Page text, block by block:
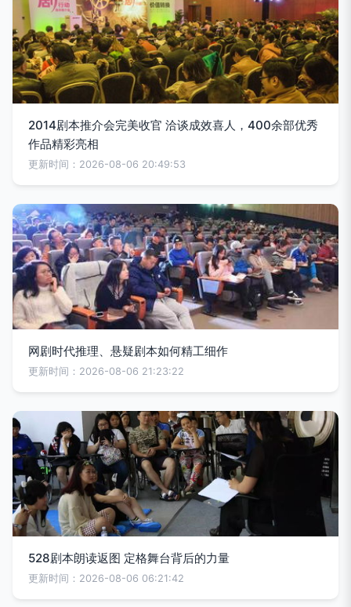
2014剧本推介会完美收官 洽谈成效喜人，400余部优秀
作品精彩亮相
更新时间：2026-08-06 20:49:53
网剧时代推理、悬疑剧本如何精工细作
更新时间：2026-08-06 21:23:22
528剧本朗读返图 定格舞台背后的力量
更新时间：2026-08-06 06:21:42